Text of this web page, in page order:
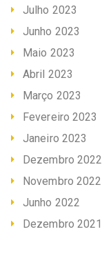
Julho 2023
Junho 2023
Maio 2023
Abril 2023
Março 2023
Fevereiro 2023
Janeiro 2023
Dezembro 2022
Novembro 2022
Junho 2022
Dezembro 2021